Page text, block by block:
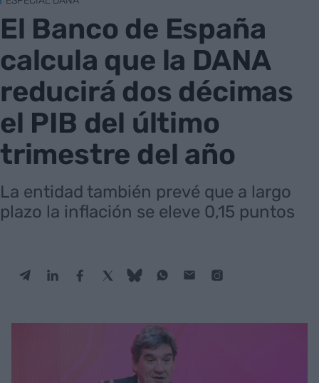
El Banco de España
calcula que la DANA
reducirá dos décimas
el PIB del último
trimestre del año
La entidad también prevé que a largo
plazo la inflación se eleve 0,15 puntos